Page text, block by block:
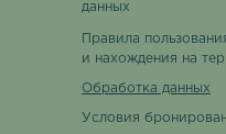
Условия
Обработка данных
данных
Правила
и нахождения на